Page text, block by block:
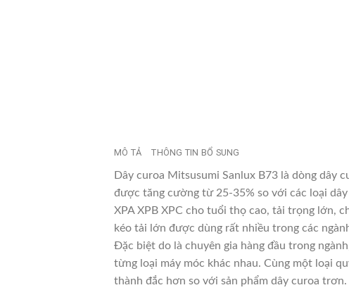
MÔ TẢ THÔNG TIN BỔ SUNG
Dây curoa Mitsusumi Sanlux B73 là dòng dây
được tăng cường từ 25-35% so với các loại
XPA XPB XPC cho tuổi thọ cao, tải trọng lớn,
kéo tải lớn được dùng rất nhiều trong các
Đặc biệt do là chuyên gia hàng đầu trong
từng loại máy móc khác nhau. Cùng một loại
thành đắc hơn so với sản phẩm dây curoa